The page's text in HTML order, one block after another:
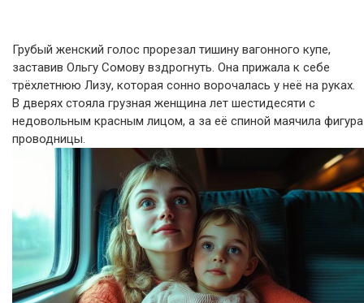
Грубый женский голос прорезал тишину вагонного купе,
заставив Ольгу Сомову вздрогнуть. Она прижала к себе
трёхлетнюю Лизу, которая сонно ворочалась у неё на руках.
В дверях стояла грузная женщина лет шестидесяти с
недовольным красным лицом, а за её спиной маячила фигура
проводницы.